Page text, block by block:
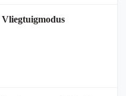
Vliegtuigmodus